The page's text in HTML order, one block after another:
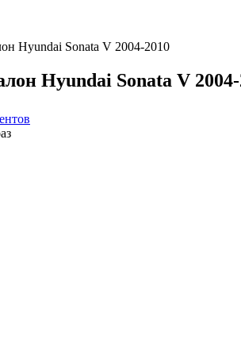
Hyundai Sonata V 2004-2010
Hyundai Sonata V